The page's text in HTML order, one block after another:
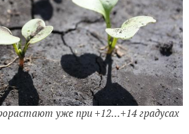
уже при +12...+14 градусах